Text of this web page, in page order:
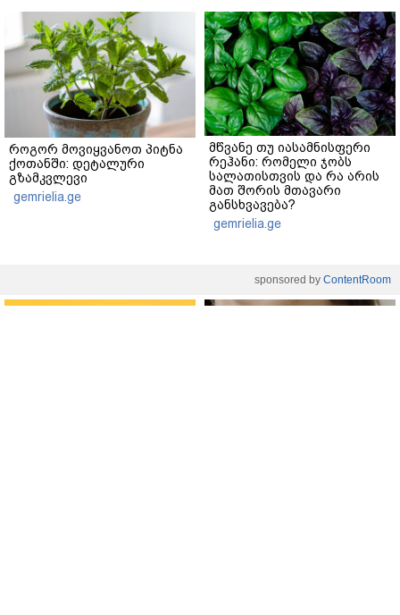
როგორ მოვიყვანოთ პიტნა
ქოთანში: დეტალური
გზამკვლევი
gemrielia.ge
მწვანე თუ იასამნისფერი
რეჰანი: რომელი ჯობს
სალათისთვის და რა არის
მათ შორის მთავარი
განსხვავება?
gemrielia.ge
sponsored by ContentRoom